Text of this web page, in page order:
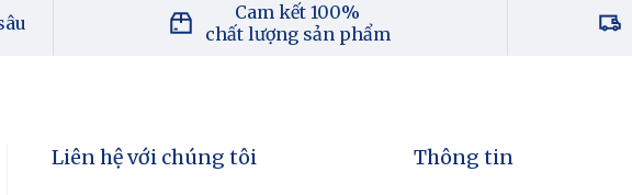
Cam kết 100%
chất lượng sản phẩm
Liên hệ với chúng tôi Thông tin